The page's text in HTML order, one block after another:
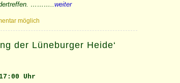
………..weiter
möglich
der Lüneburger Heide‘
Uhr